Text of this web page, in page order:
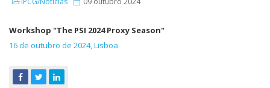
Workshop "The PSI 2024 Proxy Season"
16 de outubro de 2024, Lisboa